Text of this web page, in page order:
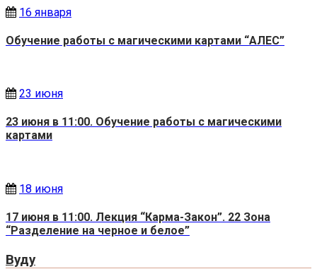
16 января
Обучение работы с магическими картами “АЛЕС”
23 июня
23 июня в 11:00. Обучение работы с магическими
картами
18 июня
17 июня в 11:00. Лекция “Карма-Закон”. 22 Зона
“Разделение на черное и белое”
Вуду